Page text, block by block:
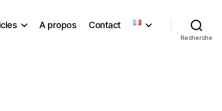
A propos Contact
Recherche